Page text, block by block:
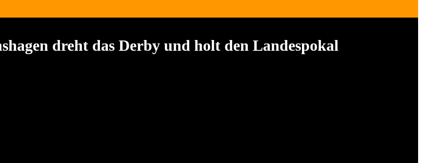
dreht das Derby und holt den Landespokal